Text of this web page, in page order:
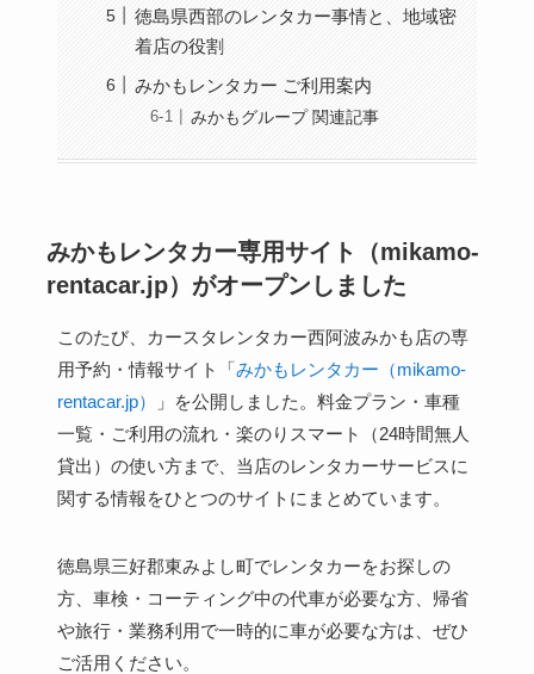
徳島県西部のレンタカー事情と、地域密
着店の役割
みかもレンタカー ご利用案内
みかもグループ 関連記事
みかもレンタカー専用サイト（mikamo-
rentacar.jp）がオープンしました
このたび、カースタレンタカー西阿波みかも店の専
用予約・情報サイト「みかもレンタカー（mikamo-
rentacar.jp）
」を公開しました。料金プラン・車種
一覧・ご利用の流れ・楽のりスマート（24時間無人
貸出）の使い方まで、当店のレンタカーサービスに
関する情報をひとつのサイトにまとめています。
徳島県三好郡東みよし町でレンタカーをお探しの
方、車検・コーティング中の代車が必要な方、帰省
や旅行・業務利用で一時的に車が必要な方は、ぜひ
ご活用ください。